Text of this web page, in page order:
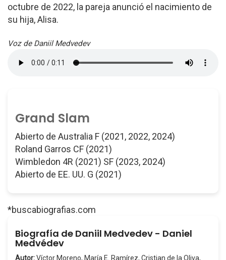
octubre de 2022, la pareja anunció el nacimiento de
su hija, Alisa.
Voz de Daniil Medvedev
Grand Slam
Abierto de Australia F (2021, 2022, 2024)
Roland Garros CF (2021)
Wimbledon 4R (2021) SF (2023, 2024)
Abierto de EE. UU. G (2021)
*buscabiografias.com
Biografía de Daniil Medvedev - Daniel
Medvédev
Autor:Víctor Moreno, María E. Ramírez, Cristian de la Oliva,